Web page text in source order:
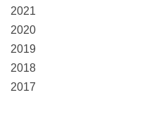
2021
2020
2019
2018
2017